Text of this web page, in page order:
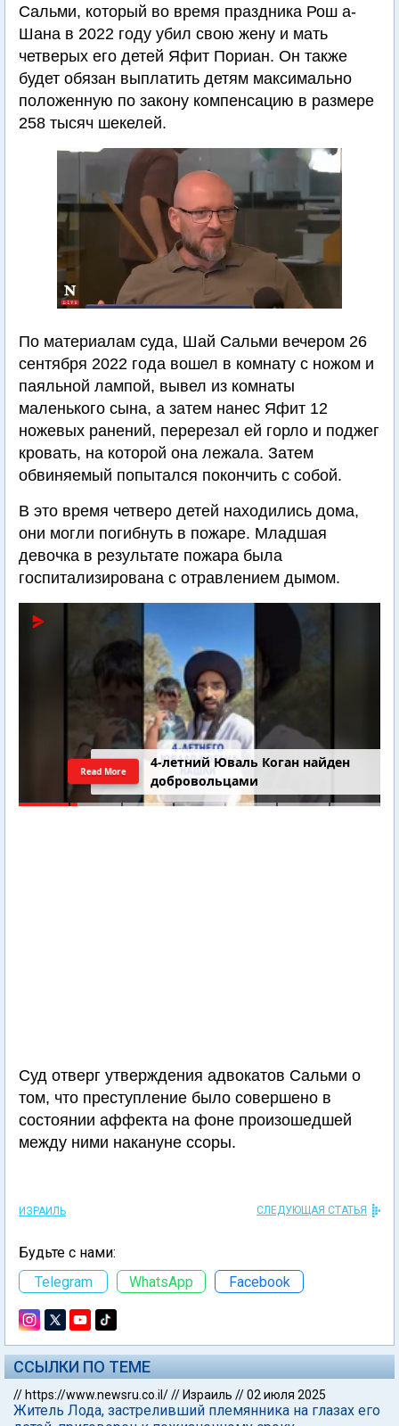
Сальми, который во время праздника Рош а-
Шана в 2022 году убил свою жену и мать
четверых его детей Яфит Пориан. Он также
будет обязан выплатить детям максимально
положенную по закону компенсацию в размере
258 тысяч шекелей.
По материалам суда, Шай Сальми вечером 26
сентября 2022 года вошел в комнату с ножом и
паяльной лампой, вывел из комнаты
маленького сына, а затем нанес Яфит 12
ножевых ранений, перерезал ей горло и поджег
кровать, на которой она лежала. Затем
обвиняемый попытался покончить с собой.
В это время четверо детей находились дома,
они могли погибнуть в пожаре. Младшая
девочка в результате пожара была
госпитализирована с отравлением дымом.
4-летний Юваль Коган найден
добровольцами
Read More
Суд отверг утверждения адвокатов Сальми о
том, что преступление было совершено в
состоянии аффекта на фоне произошедшей
между ними накануне ссоры.
ИЗРАИЛЬ СЛЕДУЮЩАЯ СТАТЬЯ
Будьте с нами:
Telegram
WhatsApp Facebook
ССЫЛКИ ПО ТЕМЕ
// https://www.newsru.co.il/// Израиль //02 июля 2025
Житель Лода, застреливший племянника на глазах его